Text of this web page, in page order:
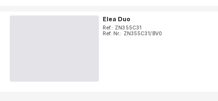
Elea Duo
Ref.: ZN355C31
Ref. Nr.: ZN355C31/BV0